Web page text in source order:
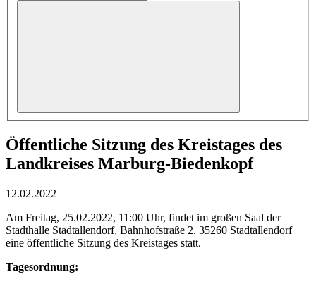
Öffentliche Sitzung des Kreistages des
Landkreises Marburg-Biedenkopf
12.02.2022
Am Freitag, 25.02.2022, 11:00 Uhr, findet im großen Saal der
Stadthalle Stadtallendorf, Bahnhofstraße 2, 35260 Stadtallendorf
eine öffentliche Sitzung des Kreistages statt.
Tagesordnung: